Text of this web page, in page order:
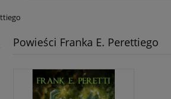
Powieści Franka E. Perettiego